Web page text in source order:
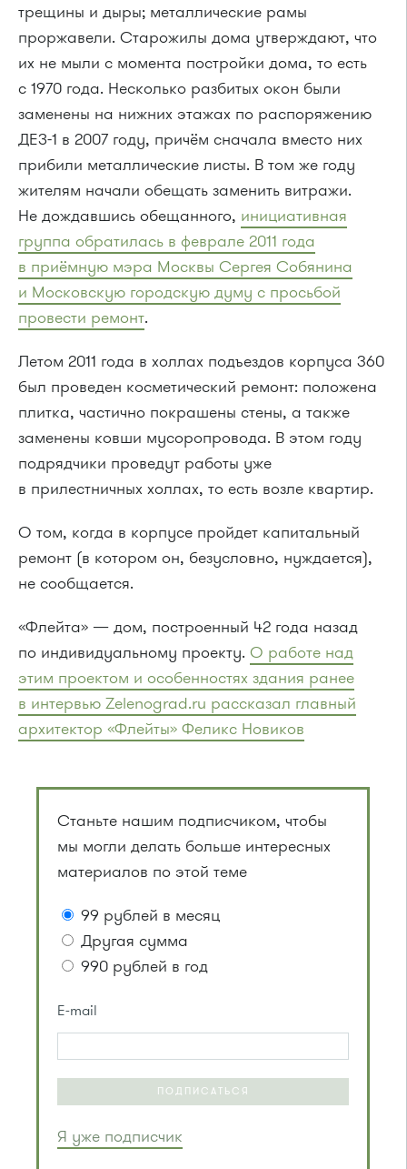
трещины и дыры; металлические рамы
проржавели. Старожилы дома утверждают, что
их не мыли с момента постройки дома, то есть
с 1970 года. Несколько разбитых окон были
заменены на нижних этажах по распоряжению
ДЕЗ-1 в 2007 году, причём сначала вместо них
прибили металлические листы. В том же году
жителям начали обещать заменить витражи.
Не дождавшись обещанного, инициативная
группа обратилась в феврале 2011 года
в приёмную мэра Москвы Сергея Собянина
и Московскую городскую думу с просьбой
провести ремонт.
Летом 2011 года в холлах подъездов корпуса 360
был проведен косметический ремонт: положена
плитка, частично покрашены стены, а также
заменены ковши мусоропровода. В этом году
подрядчики проведут работы уже
в прилестничных холлах, то есть возле квартир.
О том, когда в корпусе пройдет капитальный
ремонт (в котором он, безусловно, нуждается),
не сообщается.
«Флейта» — дом, построенный 42 года назад
по индивидуальному проекту. О работе над
этим проектом и особенностях здания ранее
в интервью Zelenograd.ru рассказал главный
архитектор «Флейты» Феликс Новиков
Станьте нашим подписчиком, чтобы
мы могли делать больше интересных
материалов по этой теме
99 рублей в месяц
Другая сумма
990 рублей в год
E-mail
ПОДПИСАТЬСЯ
Я уже подписчик